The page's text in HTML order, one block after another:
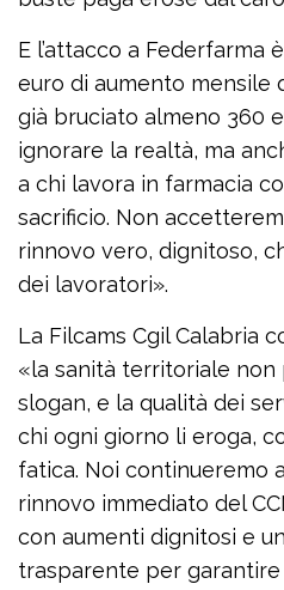
E l’attacco a Federfarma
euro di aumento mensile
già bruciato almeno 360
ignorare la realtà, ma
a chi lavora in farmacia
sacrificio. Non
rinnovo vero, dignitoso,
dei lavoratori».
La Filcams Cgil Calabria
«la sanità territoriale non
slogan, e la qualità dei
chi ogni giorno li eroga,
fatica. Noi continueremo
rinnovo immediato del
con aumenti dignitosi e
trasparente per